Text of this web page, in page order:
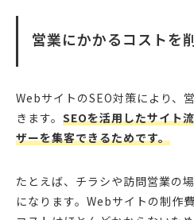
営業にかかるコストを
WebサイトのSEO対策により、
きます。 SEOを活用したサイト
ザーを集客できるためです。
たとえば、チラシや訪問営業の
になります。Webサイトの制作